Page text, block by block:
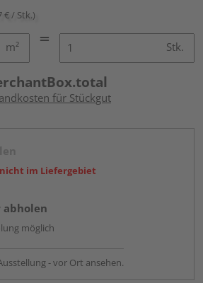
€ / Stk.)
m² Stk.
für Stückgut
im Liefergebiet
abholen
möglich
- vor Ort ansehen.